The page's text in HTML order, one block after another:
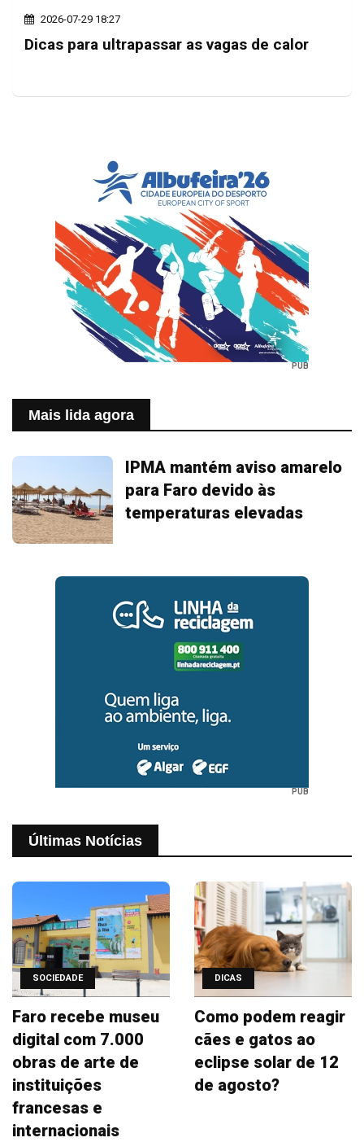
2026-07-29 18:27
Dicas para ultrapassar as vagas de calor
PUB
Mais lida agora
IPMA mantém aviso amarelo
para Faro devido às
temperaturas elevadas
PUB
Últimas Notícias
SOCIEDADE
Faro recebe museu
digital com 7.000
obras de arte de
instituições
francesas e
internacionais
DICAS
Como podem reagir
cães e gatos ao
eclipse solar de 12
de agosto?